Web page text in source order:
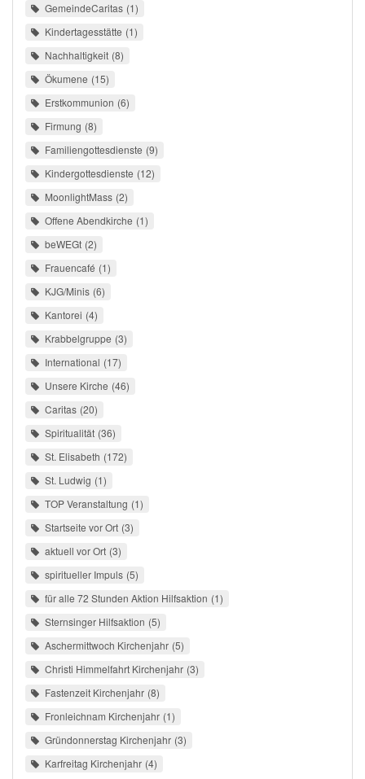
GemeindeCaritas 1
Kindertagesstätte 1
Nachhaltigkeit 8
Ökumene 15
Erstkommunion 6
Firmung 8
Familiengottesdienste 9
Kindergottesdienste 12
MoonlightMass 2
Offene Abendkirche 1
beWEGt 2
Frauencafé 1
KJG/Minis 6
Kantorei 4
Krabbelgruppe 3
International 17
Unsere Kirche 46
Caritas 20
Spiritualität 36
St. Elisabeth 172
St. Ludwig 1
TOP Veranstaltung 1
Startseite vor Ort 3
aktuell vor Ort 3
spiritueller Impuls 5
für alle 72 Stunden Aktion Hilfsaktion 1
Sternsinger Hilfsaktion 5
Aschermittwoch Kirchenjahr 5
Christi Himmelfahrt Kirchenjahr 3
Fastenzeit Kirchenjahr 8
Fronleichnam Kirchenjahr 1
Gründonnerstag Kirchenjahr 3
Karfreitag Kirchenjahr 4